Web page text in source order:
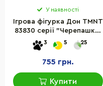
У наявності
Ігрова фігурка Дон TMNT
83830 серії "Черепашки-
Ніндзя. Панцирний вихор"
3 5 25
755 грн.
Купити